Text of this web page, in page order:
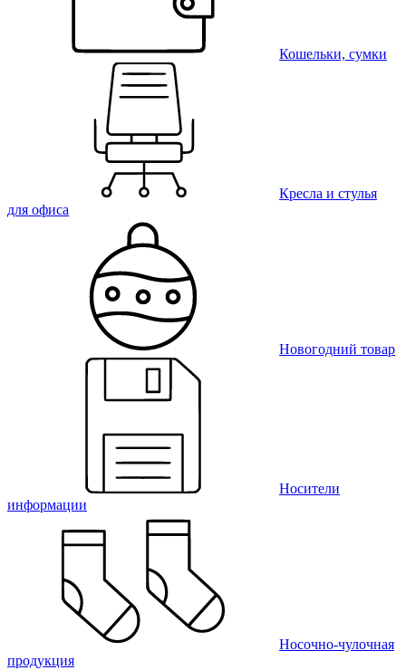
Кошельки, сумки
Кресла и стулья
для офиса
Новогодний товар
Носители
информации
Носочно-чулочная
продукция